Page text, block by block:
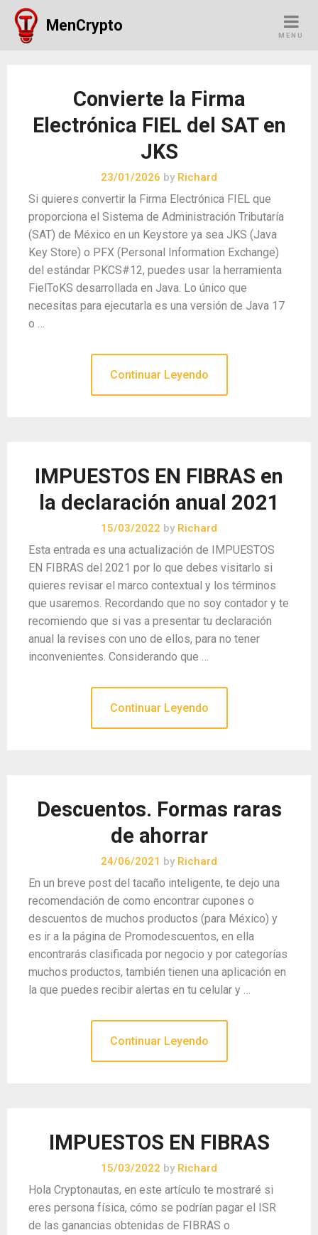
Skip
content
MenCrypto
MENU
Convierte la Firma
Electrónica FIEL del SAT en
JKS
23/01/2026 by Richard
Si quieres convertir la Firma Electrónica FIEL que
proporciona el Sistema de Administración Tributaría
(SAT) de México en un Keystore ya sea JKS (Java
Key Store) o PFX (Personal Information Exchange)
del estándar PKCS#12, puedes usar la herramienta
FielToKS desarrollada en Java. Lo único que
necesitas para ejecutarla es una versión de Java 17
o …
Continuar Leyendo
IMPUESTOS EN FIBRAS en
la declaración anual 2021
15/03/2022 by Richard
Esta entrada es una actualización de IMPUESTOS
EN FIBRAS del 2021 por lo que debes visitarlo si
quieres revisar el marco contextual y los términos
que usaremos. Recordando que no soy contador y te
recomiendo que si vas a presentar tu declaración
anual la revises con uno de ellos, para no tener
inconvenientes. Considerando que …
Continuar Leyendo
Descuentos. Formas raras
de ahorrar
24/06/2021 by Richard
En un breve post del tacaño inteligente, te dejo una
recomendación de como encontrar cupones o
descuentos de muchos productos (para México) y
es ir a la página de Promodescuentos, en ella
encontrarás clasificada por negocio y por categorías
muchos productos, también tienen una aplicación en
la que puedes recibir alertas en tu celular y …
Continuar Leyendo
IMPUESTOS EN FIBRAS
15/03/2022 by Richard
Hola Cryptonautas, en este artículo te mostraré si
eres persona física, cómo se podrían pagar el ISR
de las ganancias obtenidas de FIBRAS o